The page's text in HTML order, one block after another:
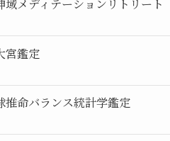
域メディテーションリトリート
宮鑑定
推命バランス統計学鑑定